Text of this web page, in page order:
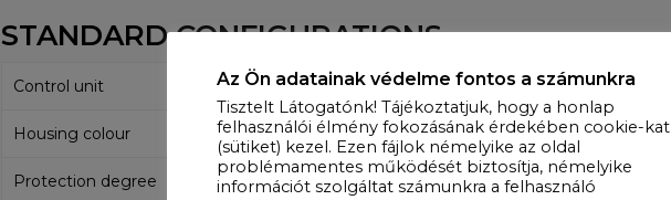
STANDARD CONFIGURATIONS
Control unit Direct control
Housing colour Top housing section: black RAL 9005
Protection degree IP20
Az Ön adatainak védelme fontos a számunkra
Tisztelt Látogatónk! Tájékoztatjuk, hogy a honlap
felhasználói élmény fokozásának érdekében cookie-kat
(sütiket) kezel. Ezen fájlok némelyike az oldal
problémamentes működését biztosítja, némelyike
információt szolgáltat számunkra a felhasználó